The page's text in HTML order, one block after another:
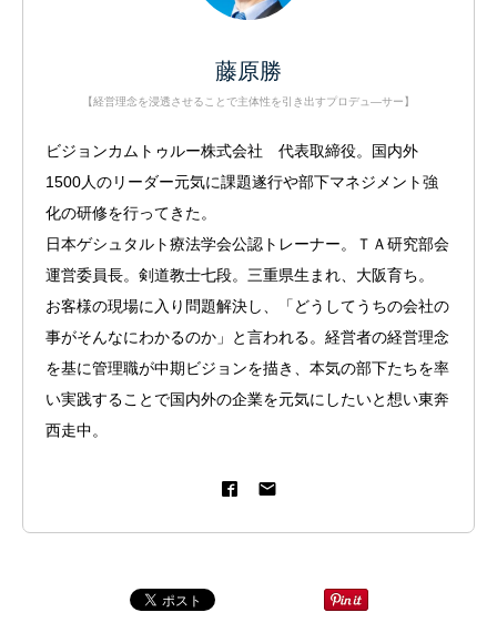
藤原勝
【経営理念を浸透させることで主体性を引き出すプロデュ―サー】
ビジョンカムトゥルー株式会社 代表取締役。国内外
1500人のリーダー元気に課題遂行や部下マネジメント強
化の研修を行ってきた。
日本ゲシュタルト療法学会公認トレーナー。ＴＡ研究部会
運営委員長。剣道教士七段。三重県生まれ、大阪育ち。
お客様の現場に入り問題解決し、「どうしてうちの会社の
事がそんなにわかるのか」と言われる。経営者の経営理念
を基に管理職が中期ビジョンを描き、本気の部下たちを率
い実践することで国内外の企業を元気にしたいと想い東奔
西走中。